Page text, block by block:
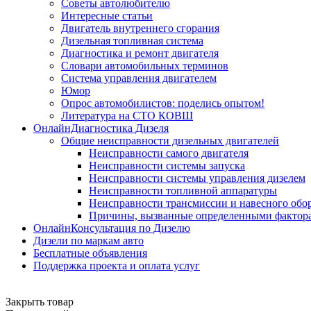
Советы автолюбителю
Интересные статьи
Двигатель внутреннего сгорания
Дизельная топливная система
Диагностика и ремонт двигателя
Словари автомобильных терминов
Система управления двигателем
Юмор
Опрос автомобилистов: поделись опытом!
Литература на СТО КОВШ
ОнлайнДиагностика Дизеля
Общие неисправности дизельных двигателей
Неисправности самого двигателя
Неисправности системы запуска
Неисправности системы управления дизелем
Неисправности топливной аппаратуры
Неисправности трансмиссии и навесного
Причины, вызванные определенными
ОнлайнКонсультация по Дизелю
Дизели по маркам авто
Бесплатные объявления
Поддержка проекта и оплата услуг
Закрыть товар